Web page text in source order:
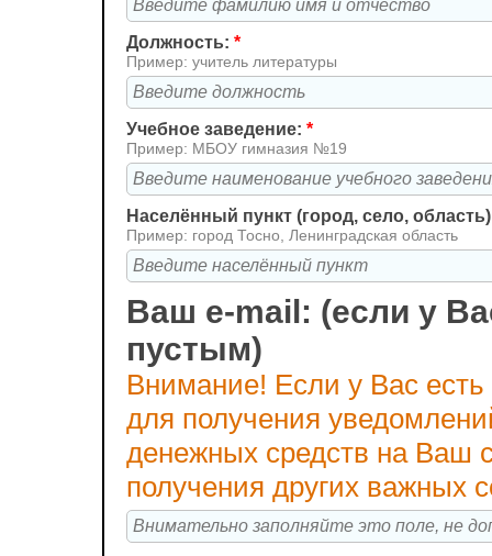
Должность: *
Пример: учитель литературы
Учебное заведение: *
Пример: МБОУ гимназия №19
Населённый пункт (город, село,
Пример: город Тосно, Ленинградская область
Ваш e-mail: (если у
пустым)
Внимание! Если у Вас
для получения
денежных средств на Ваш
получения других важных